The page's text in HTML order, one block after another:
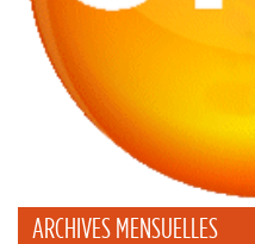
ARCHIVES MENSUELLES